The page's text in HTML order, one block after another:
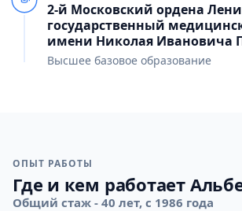
2-й Московский ордена
государственный
имени Николая Ивановича
Высшее базовое образование
ОПЫТ РАБОТЫ
Где и кем работает
Общий стаж - 40 лет, с 1986 года